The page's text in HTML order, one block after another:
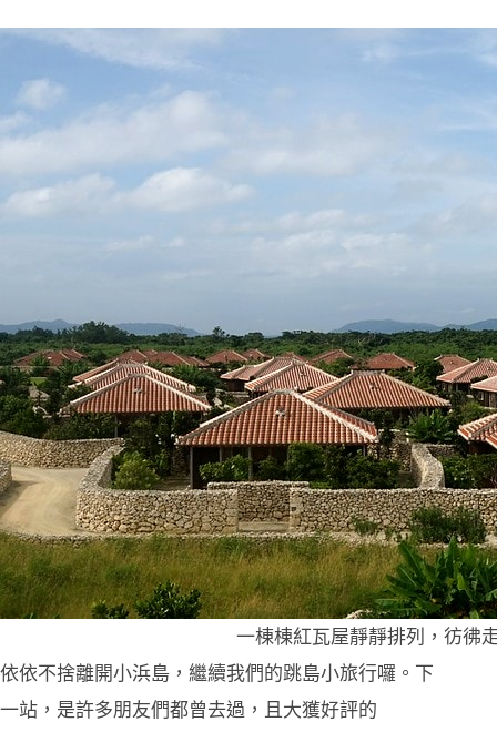
一棟棟紅瓦屋靜靜排列，彷彿
依依不捨離開小浜島，繼續我們的跳島小旅行囉。下
一站，是許多朋友們都曾去過，且大獲好評的